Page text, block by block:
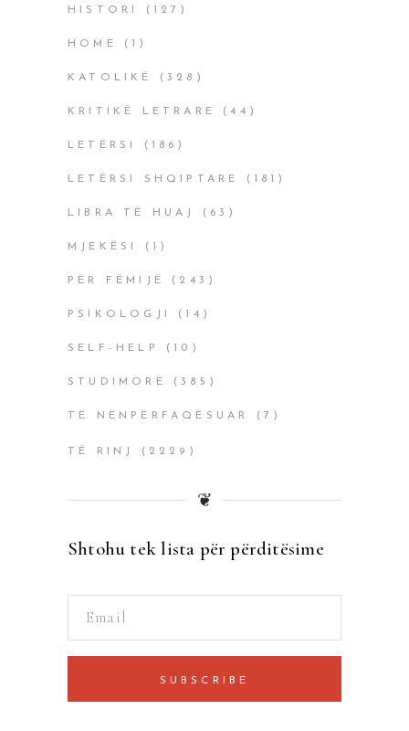
HISTORI (127)
HOME (1)
KATOLIKË (328)
KRITIKË LETRARE (44)
LETËRSI (186)
LETËRSI SHQIPTARE (181)
LIBRA TË HUAJ (63)
MJEKËSI (1)
PËR FËMIJË (243)
PSIKOLOGJI (14)
SELF-HELP (10)
STUDIMORË (385)
TË NËNPËRFAQËSUAR (7)
TË RINJ (2229)
❦
Shtohu tek lista për përditësime
SUBSCRIBE